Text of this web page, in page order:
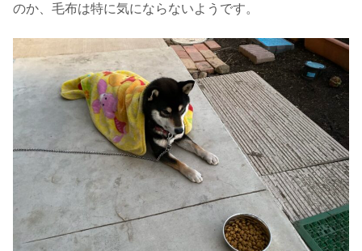
のか、毛布は特に気にならないようです。